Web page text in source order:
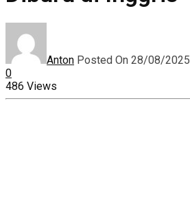
Anton Posted On 28/08/2025
0
486 Views